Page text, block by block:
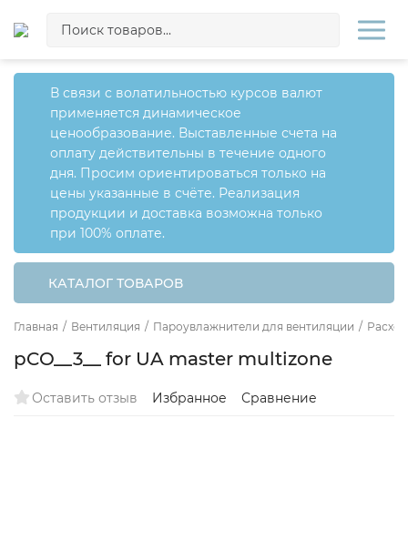
В связи с волатильностью курсов валют
применяется динамическое
ценообразование. Выставленные счета на
оплату действительны в течение одного
дня. Просим ориентироваться только на
цены указанные в счёте. Реализация
продукции и доставка возможна только
при 100% оплате.
КАТАЛОГ ТОВАРОВ
Главная / Вентиляция / Пароувлажнители для вентиляции /
pCO__3__ for UA master multizone
Оставить отзыв Избранное Сравнение